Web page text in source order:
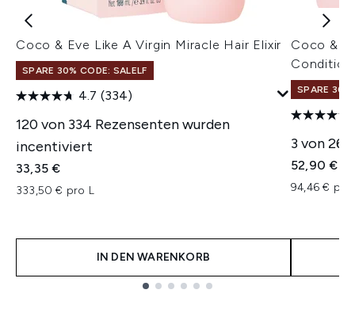
Coco & Eve Like A Virgin Miracle Hair Elixir
SPARE 30% CODE: SALELF
4.7 (334)
120 von 334 Rezensenten wurden
incentiviert
33,35 €
333,50 € pro L
IN DEN WARENKORB
Coco &
SPARE 30%
3 von 26
52,90 €
94,46 € pro